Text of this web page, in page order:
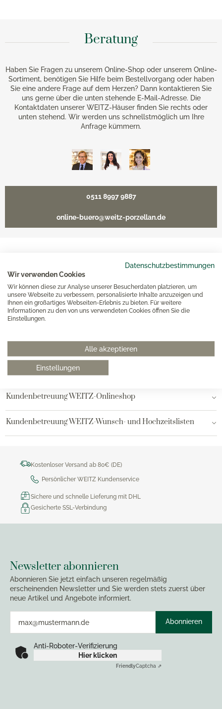
Datenschutzbestimmungen
Wir verwenden Cookies
Wir können diese zur Analyse unserer Besucherdaten platzieren, um
unsere Webseite zu verbessern, personalisierte Inhalte anzuzeigen und
Ihnen ein großartiges Webseiten-Erlebnis zu bieten. Für weitere
Informationen zu den von uns verwendeten Cookies öffnen Sie die
Einstellungen.
Alle akzeptieren
Einstellungen
Beratung
Haben Sie Fragen zu unserem Online-Shop oder unserem Online-
Sortiment, benötigen Sie Hilfe beim Bestellvorgang oder haben
Sie eine andere Frage auf dem Herzen? Dann kontaktieren Sie
uns gerne über die unten stehende E-Mail-Adresse. Die
Kontaktdaten unserer WEITZ-Häuser finden Sie rechts oder
unten stehend. Wir werden uns schnellstmöglich um Ihre
Anfrage kümmern.
0511 8997 9887
online-buero@weitz-porzellan.de
Unsere Häuser
Hannover
Hamburg am Neuen Wall
Kundenbetreuung WEITZ-Onlineshop
Kundenbetreuung WEITZ-Wunsch- und Hochzeitslisten
Kostenloser Versand ab 80€ (DE)
Persönlicher WEITZ Kundenservice
Sichere und schnelle Lieferung mit DHL
Gesicherte SSL-Verbindung
Newsletter abonnieren
Abonnieren Sie jetzt einfach unseren regelmäßig
erscheinenden Newsletter und Sie werden stets zuerst über
neue Artikel und Angebote informiert.
Abonnieren
Anti-Roboter-Verifizierung
Hier klicken
FriendlyCaptcha ⇗